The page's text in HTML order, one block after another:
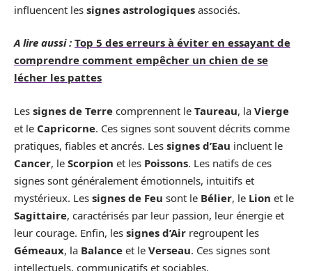
influencent les signes astrologiques associés.
A lire aussi : Top 5 des erreurs à éviter en essayant de
comprendre comment empêcher un chien de se
lécher les pattes
Les signes de Terre comprennent le Taureau, la Vierge
et le Capricorne. Ces signes sont souvent décrits comme
pratiques, fiables et ancrés. Les signes d’Eau incluent le
Cancer, le Scorpion et les Poissons. Les natifs de ces
signes sont généralement émotionnels, intuitifs et
mystérieux. Les signes de Feu sont le Bélier, le Lion et le
Sagittaire, caractérisés par leur passion, leur énergie et
leur courage. Enfin, les signes d’Air regroupent les
Gémeaux, la Balance et le Verseau. Ces signes sont
intellectuels, communicatifs et sociables.